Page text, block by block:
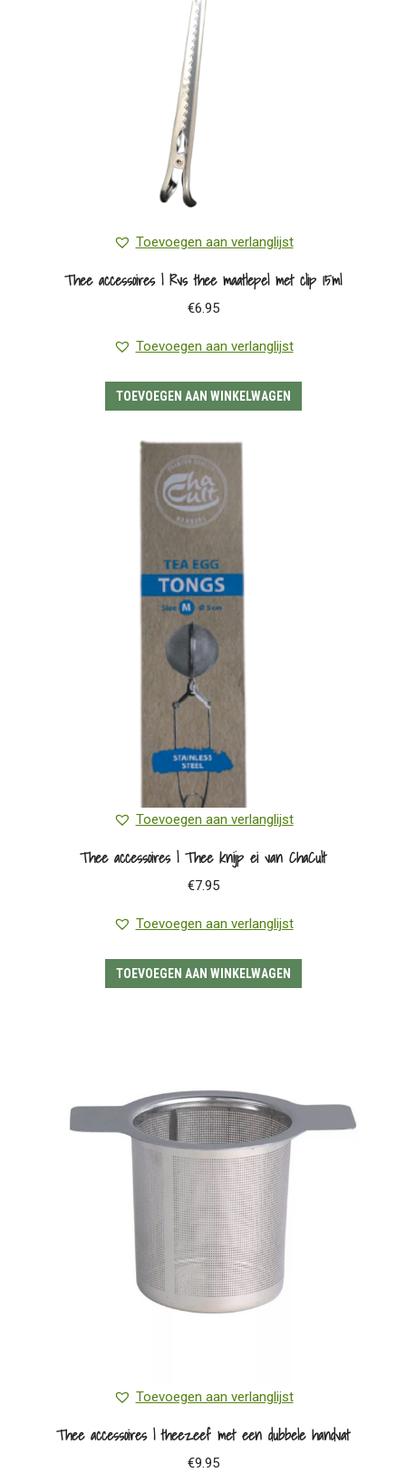
Toevoegen aan verlanglijst
Thee accessoires | Rvs thee maatlepel met clip 15ml
€6.95
Toevoegen aan verlanglijst
TOEVOEGEN AAN WINKELWAGEN
Toevoegen aan verlanglijst
Thee accessoires | Thee knijp ei van ChaCult
€7.95
Toevoegen aan verlanglijst
TOEVOEGEN AAN WINKELWAGEN
Toevoegen aan verlanglijst
Thee accessoires | theezeef met een dubbele handvat
€9.95